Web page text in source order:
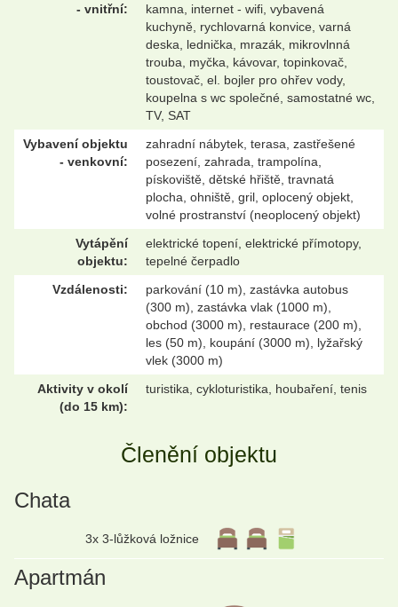
- vnitřní:
kamna, internet - wifi, vybavená
kuchyně, rychlovarná konvice, varná
deska, lednička, mrazák, mikrovlnná
trouba, myčka, kávovar, topinkovač,
toustovač, el. bojler pro ohřev vody,
koupelna s wc společné, samostatné wc,
TV, SAT
Vybavení objektu
- venkovní:
zahradní nábytek, terasa, zastřešené
posezení, zahrada, trampolína,
pískoviště, dětské hřiště, travnatá
plocha, ohniště, gril, oplocený objekt,
volné prostranství (neoplocený objekt)
Vytápění
objektu:
elektrické topení, elektrické přímotopy,
tepelné čerpadlo
Vzdálenosti:
parkování (10 m), zastávka autobus
(300 m), zastávka vlak (1000 m),
obchod (3000 m), restaurace (200 m),
les (50 m), koupání (3000 m), lyžařský
vlek (3000 m)
Aktivity v okolí
(do 15 km):
turistika, cykloturistika, houbaření, tenis
Členění objektu
Chata
3x 3-lůžková ložnice
Apartmán